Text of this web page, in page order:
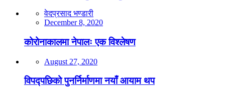
वेदप्रसाद भण्डारी
December 8, 2020
कोरोनाकालमा नेपालः एक विश्लेषण
August 27, 2020
विपद्पछिको पुनर्निर्माणमा नयाँ आयाम थप